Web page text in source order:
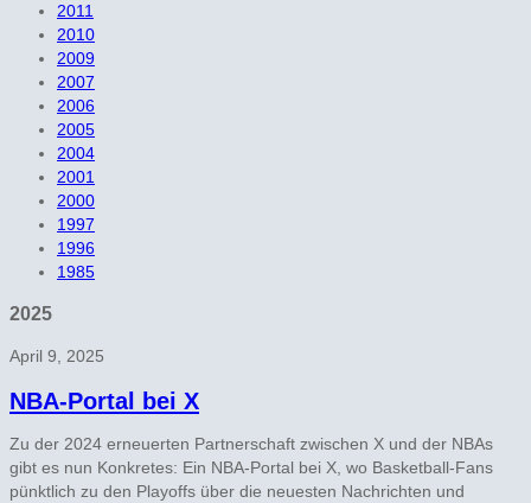
2011
2010
2009
2007
2006
2005
2004
2001
2000
1997
1996
1985
2025
April 9, 2025
NBA-Portal bei X
Zu der 2024 erneuerten Partnerschaft zwischen X und der NBAs
gibt es nun Konkretes: Ein NBA-Portal bei X, wo Basketball-Fans
pünktlich zu den Playoffs über die neuesten Nachrichten und